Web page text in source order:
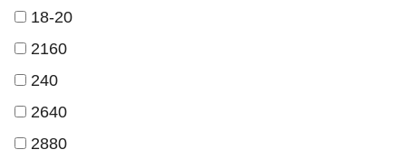
18-20
2160
240
2640
2880